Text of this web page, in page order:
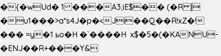
�{�wUd� 1 ���A3;iE$�� (�R |
�u1���>a*s4J�p�<Ji��Q��R!xZ�!
��� =y�1 ьo�H �`����H x$�5�(�KANU-
�ENJ��R+���Y&